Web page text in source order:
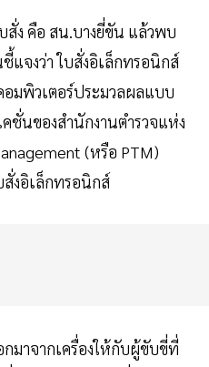
สั่ง คือ สน.บางยี่ขัน แล้วพบ
แจงว่า ใบสั่งอิเล็กทรอนิกส์
อมพิวเตอร์ประมวลผลแบบ
นของสำนักงานตำรวจแห่ง
(หรือ PTM)
งอิเล็กทรอนิกส์
มาจากเครื่องให้กับผู้ขับขี่ที่